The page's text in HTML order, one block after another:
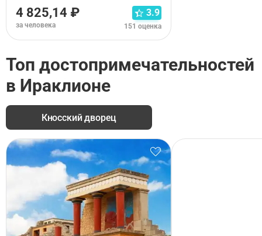
4 825,14 ₽
за человека
3.9
151 оценка
Топ достопримечательностей
в Ираклионе
Кносский дворец